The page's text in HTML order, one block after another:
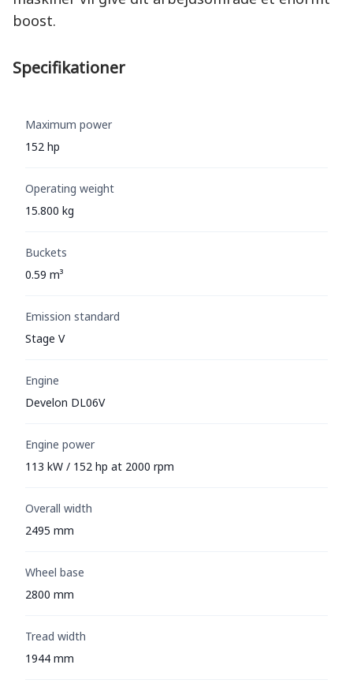
boost.
Specifikationer
Maximum power
152 hp
Operating weight
15.800 kg
Buckets
0.59 m³
Emission standard
Stage V
Engine
Develon DL06V
Engine power
113 kW / 152 hp at 2000 rpm
Overall width
2495 mm
Wheel base
2800 mm
Tread width
1944 mm